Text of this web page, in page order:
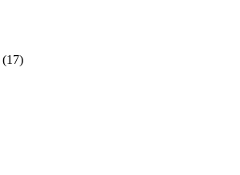
(17)